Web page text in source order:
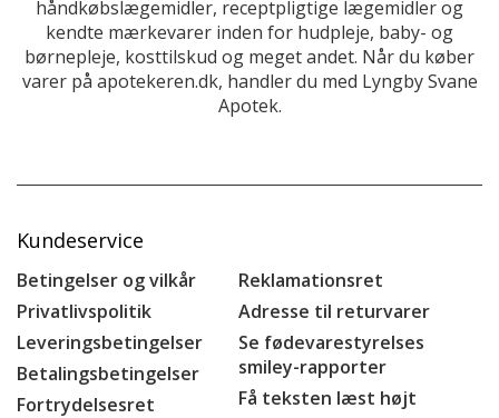
håndkøbslægemidler, receptpligtige lægemidler og
kendte mærkevarer inden for hudpleje, baby- og
børnepleje, kosttilskud og meget andet. Når du køber
varer på apotekeren.dk, handler du med Lyngby Svane
Apotek.
Kundeservice
Betingelser og vilkår
Privatlivspolitik
Leveringsbetingelser
Betalingsbetingelser
Fortrydelsesret
Reklamationsret
Adresse til returvarer
Se fødevarestyrelses
smiley-rapporter
Få teksten læst højt